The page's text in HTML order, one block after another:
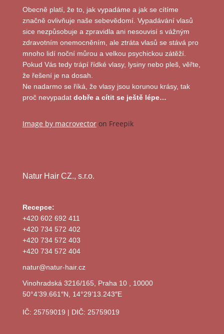
Obecně platí, že to, jak vypadáme a jak se cítíme
značně ovlivňuje naše sebevědomí. Vypadávání vlasů
sice nezpůsobuje a zpravidla ani nesouvisí s vážným
zdravotním onemocněním, ale ztráta vlasů se stává pro
mnoho lidí noční můrou a velkou psychickou zátěží.
Pokud Vás tedy trápí řídké vlasy, lysiny nebo pleš, věřte,
že řešení je na dosah.
Ne nadarmo se říká, že vlasy jsou korunou krásy, tak
proč nevypadat dobře a cítit se ještě lépe…
Image by macrovectoron Freepik
Natur Hair CZ., s.r.o.
Recepce:
+420 602 692 411
+420 734 572 402
+420 734 572 403
+420 734 572 404
natur@natur-hair.cz
Vinohradská 3216/165, Praha 10 , 10000
50°4’39.661″N, 14°29’13.243″E
IČ: 25759019 | DIČ: 25759019